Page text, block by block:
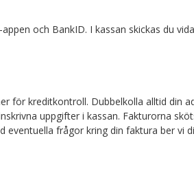
och BankID. I kassan skickas du
för kreditkontroll. Dubbelkolla alltid din
uppgifter i kassan. Fakturorna
eventuella frågor kring din faktura ber vi